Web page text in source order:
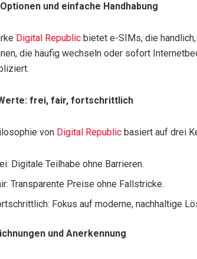
Optionen und einfache Handhabung
Digital Republic bietet e-SIMs, die
die häufig wechseln oder sofort
frei, fair, fortschrittlich
von Digital Republic basiert auf drei
Digitale Teilhabe ohne Barrieren.
Transparente Preise ohne Fallstricke.
Fokus auf moderne, nachhaltige
und Anerkennung